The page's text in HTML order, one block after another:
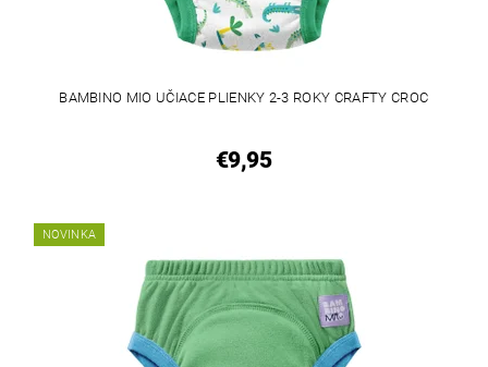
BAMBINO MIO UČIACE PLIENKY 2-3 ROKY CRAFTY CROC
€9,95
NOVINKA